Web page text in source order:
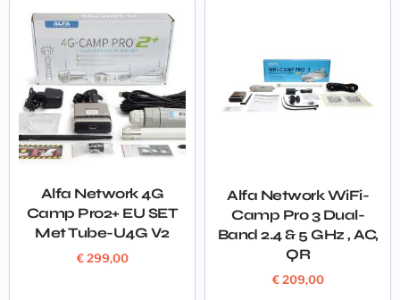
Alfa Network 4G
Camp Pro2+ EU SET
Met Tube-U4G V2
€299,00
Alfa Network WiFi-
Camp Pro 3 Dual-
Band 2.4 & 5 GHz , AC,
QR
€209,00